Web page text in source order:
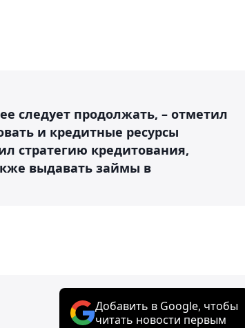
следует продолжать, – отметил
и кредитные ресурсы
стратегию кредитования,
выдавать займы в
Добавить в Google, чтобы
читать новости первым